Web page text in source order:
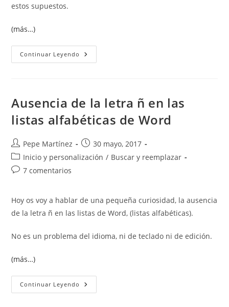
estos supuestos.
(más…)
Continuar Leyendo Errores
(cambios)
Correspondencia.
Ausencia de la letra ñ en las
listas alfabéticas de Word
Autor
de
la
entrada:
Pepe Martínez
Publicación
de
30 mayo, 2017
Categoría
de
Inicio y personalización / Buscar y reemplazar
Comentarios
entrada:
7 comentarios
Hoy os voy a hablar de una pequeña curiosidad, la ausencia
de la letra ñ en las listas de Word, (listas alfabéticas).
No es un problema del idioma, ni de teclado ni de edición.
(más…)
Continuar Leyendo Ausencia
De